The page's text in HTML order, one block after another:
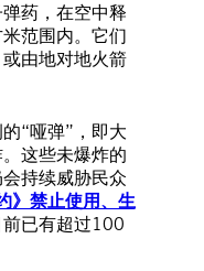
药，在空中释
范围内。它们
由地对地火箭
“哑弹”，即大
这些未爆炸的
持续威胁民众
》禁止使用、生
已有超过100